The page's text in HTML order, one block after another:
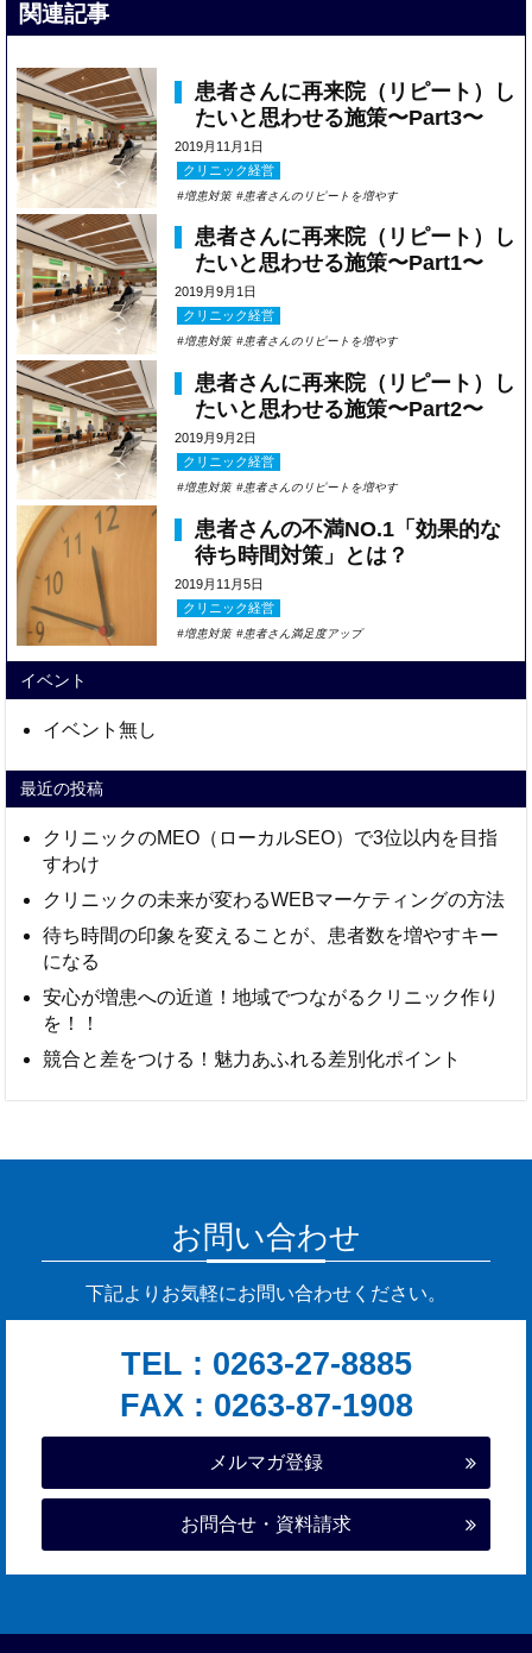
関連記事
患者さんに再来院（リピート）し
たいと思わせる施策〜Part3〜
2019月11月1日
クリニック経営
増患対策 患者さんのリピートを増やす
患者さんに再来院（リピート）し
たいと思わせる施策〜Part1〜
2019月9月1日
クリニック経営
増患対策 患者さんのリピートを増やす
患者さんに再来院（リピート）し
たいと思わせる施策〜Part2〜
2019月9月2日
クリニック経営
増患対策 患者さんのリピートを増やす
患者さんの不満NO.1「効果的な
待ち時間対策」とは？
2019月11月5日
クリニック経営
増患対策 患者さん満足度アップ
イベント
イベント無し
最近の投稿
クリニックのMEO（ローカルSEO）で3位以内を目指
すわけ
クリニックの未来が変わるWEBマーケティングの方法
待ち時間の印象を変えることが、患者数を増やすキー
になる
安心が増患への近道！地域でつながるクリニック作り
を！！
競合と差をつける！魅力あふれる差別化ポイント
お問い合わせ
下記よりお気軽にお問い合わせください。
TEL : 0263-27-8885
FAX : 0263-87-1908
メルマガ登録
お問合せ・資料請求